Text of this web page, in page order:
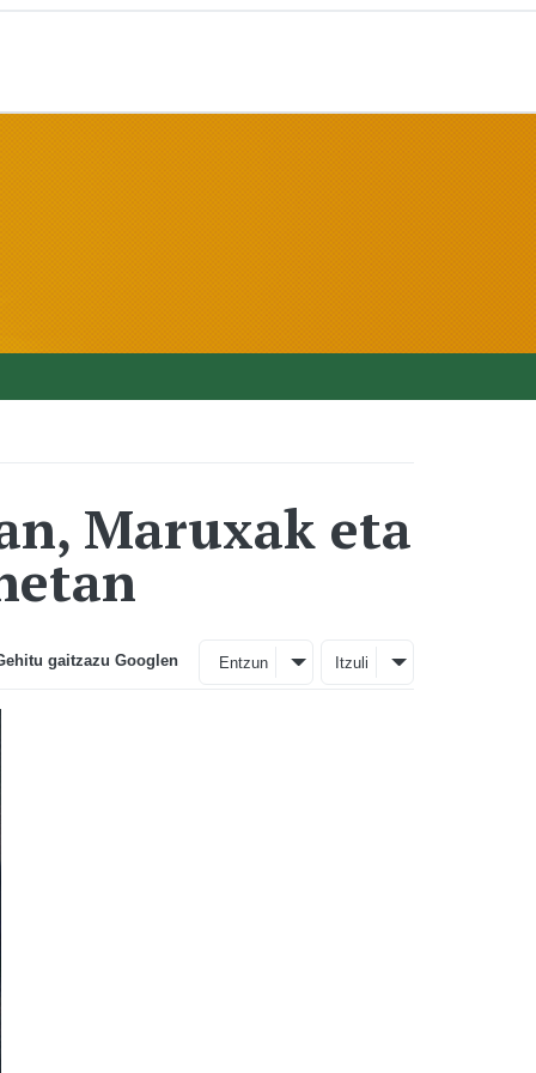
Maruxak eta
gaitzazu Googlen Entzun Itzuli